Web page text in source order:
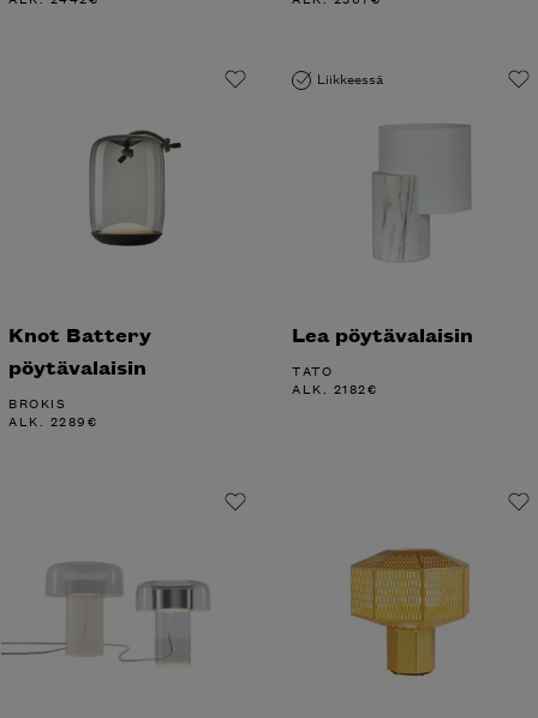
Knot Battery
pöytävalaisin
BROKIS
ALK. 2289€
Liikkeessä
Lea pöytävalaisin
TATO
ALK. 2182€